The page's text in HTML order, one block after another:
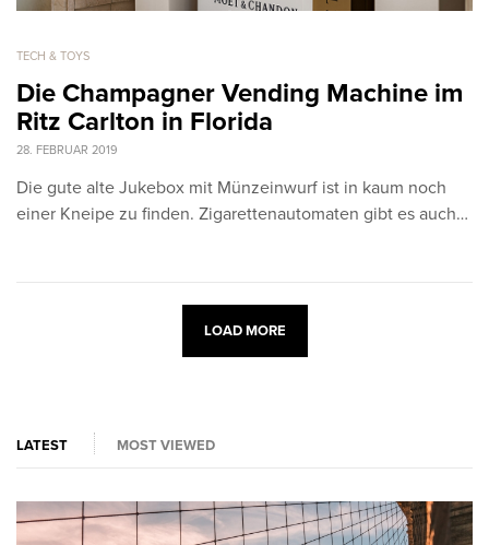
TECH & TOYS
Die Champagner Vending Machine im
Ritz Carlton in Florida
28. FEBRUAR 2019
Die gute alte Jukebox mit Münzeinwurf ist in kaum noch
einer Kneipe zu finden. Zigarettenautomaten gibt es auch…
LOAD MORE
LATEST MOST VIEWED